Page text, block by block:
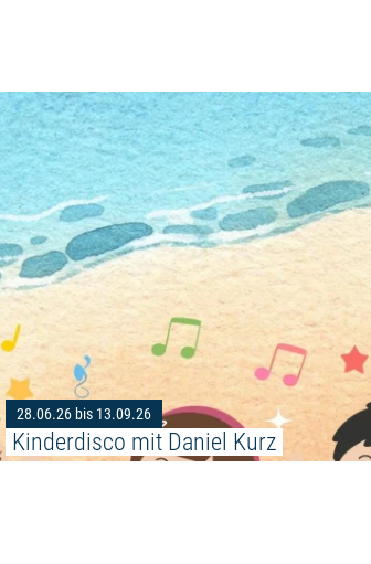
Weiterlesen: "WasserFEST bei Karls in
28.06.26 bis 13.09.26
Kinderdisco mit Daniel Kurz